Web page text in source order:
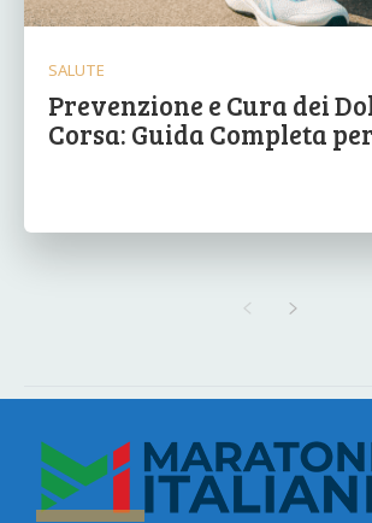
SALUTE
Prevenzione e Cura dei
Corsa: Guida Completa